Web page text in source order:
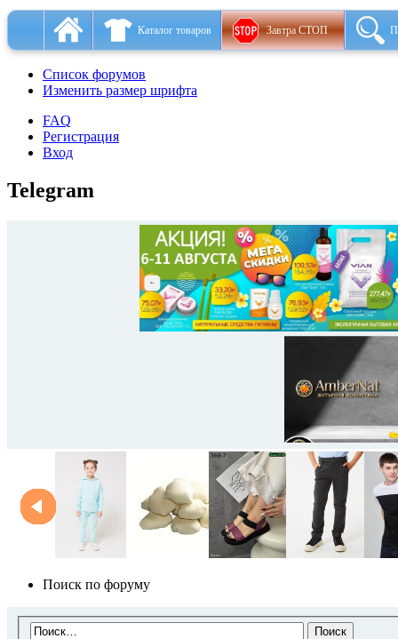
Каталог товаров Завтра СТОП
Список форумов
Изменить размер шрифта
FAQ
Регистрация
Вход
Telegram
Поиск по форуму